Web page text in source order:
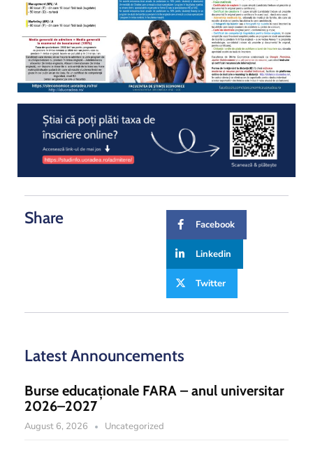
Share Facebook
Linkedin
Twitter
Latest Announcements
Burse educaționale FARA – anul universitar
2026–2027
August 6, 2026 Uncategorized